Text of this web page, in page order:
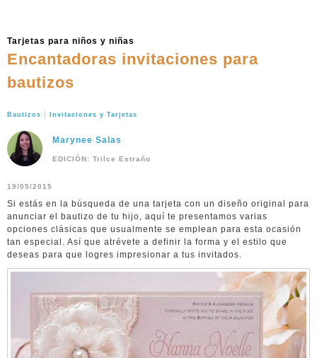
Tarjetas para niños y niñas
Encantadoras invitaciones para
bautizos
Bautizos Invitaciones y Tarjetas
Marynee Salas
EDICIÓN: Trilce Estraño
19/05/2015
Si estás en la búsqueda de una tarjeta con un diseño original para
anunciar el bautizo de tu hijo, aquí te presentamos varias
opciones clásicas que usualmente se emplean para esta ocasión
tan especial. Así que atrévete a definir la forma y el estilo que
deseas para que logres impresionar a tus invitados.